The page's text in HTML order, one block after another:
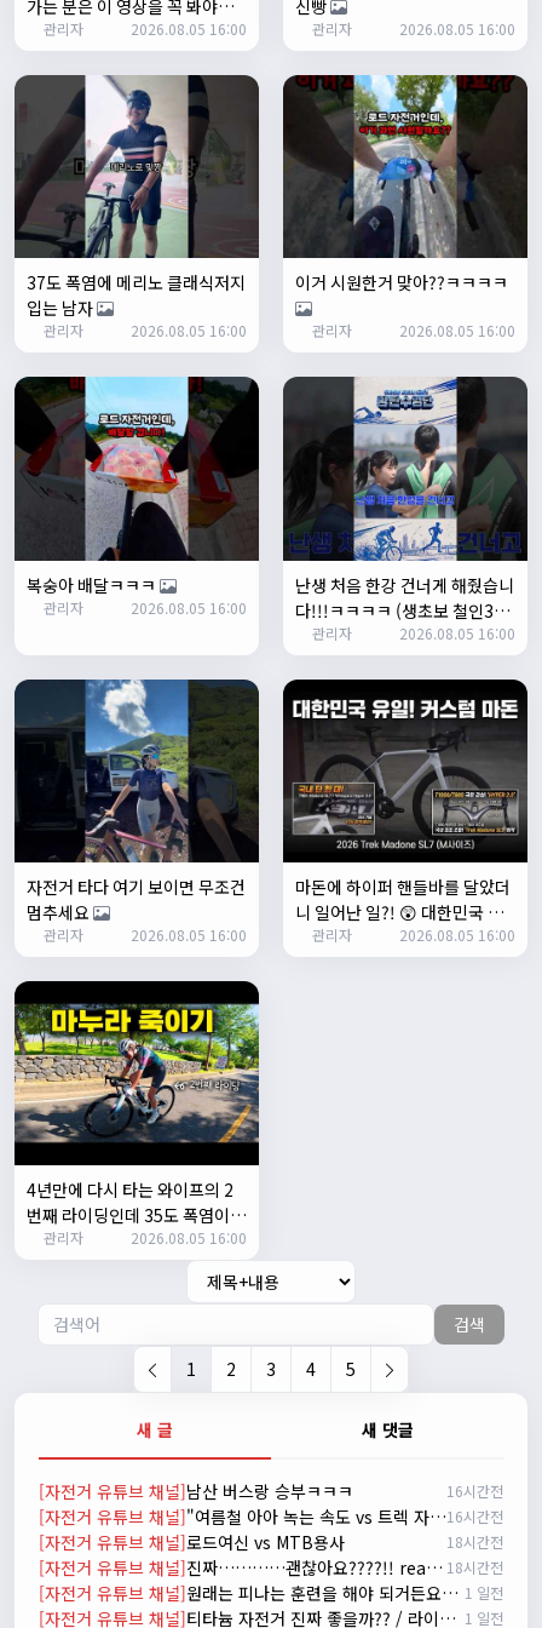
새 글 새 댓글
[자전거 유튜브 채널]남산 버스랑 승부ㅋㅋㅋ 16시간전
[자전거 유튜브 채널] "여름철 아아 녹는 속도 vs 트렉 자전거 고장 나는 속도 ㅋㅋㅋ 입문용 MTB 끝판왕 추천"16시간전
[자전거 유튜브 채널]로드여신 vs MTB용사 18시간전
[자전거 유튜브 채널] 진짜…………괜찮아요????!! really okay?😱너무 아플것 같아……ㅜㅜ 18시간전
[자전거 유튜브 채널] 원래는 피나는 훈련을 해야 되거든요? 근데 다들 너무 힘들어하니까 우리가 치트키를 좀 써드릴게요. 아, KC 인증이 안나온다고요? 그럼 뭐... 얼른 훈련하러 안나가고 뭐하세요? 1 일전
[자전거 유튜브 채널] 티타늄 자전거 진짜 좋을까?? / 라이트스피드 얼티밋 리뷰 1 일전
1/24/2025
존명12:42:39
명신이 13:35:29
안녕하세요
1/27/2025
루나워커20:37:55
좋네요. 이것저것 많이요
열심히타자21:12:34
설연휴인데 날씨가..ㅠㅠ
1/28/2025
꼬유10:07:01
명절 행복하게 보내세요~ !!
1/29/2025
2chun09:38:46
명절 잘 보내세요~!
명신이12:33:45
명절 잘보내세요~
2/1/2025
Leepi08:05:10
좌측 로고(메인 대문) 누르면 홈으로 이동할때 왼쪽으로 가서
눌러야 해서 불편하네요. 가운데에 있거나 빈공간을 눌러도
메인으로 이동하게 해주실수 있나요>?
관리자16:50:47
한번 확인해보겠습니다 :)
2/8/2025
명신이10:43:01
너무 추워요
2/10/2025
부두게이 BRBR09:54:20
잔차나라 화이팅!!
관리자10:15:31
감사합니다 파이팅!!!!
2/14/2025
서준22:03:11
저 첫 로드로 힉스 바버비 살려하는데 괜찮나요?
2/16/2025
자출조아15:14:23
시즌온 하신 분들 모두 안라하세요~~
시즌온이랑 안라가 몬가요?
진우01:50:08
시즌온은 시즌이 시작됬다는거고 안라는 안전한 라이딩으로
자출조아
2/20/2025
시즌이 곧 다가오네요 ^^ 모두 안전한 라이딩 하시기 바랍니
다
2/22/2025
자출조아18:44:23
넵!! 잔차나라도 시즌온과 함께 바쁜 하루하루 보내세요~~
3/1/2025
자출조아08:54:33
가는 분은 이 영상을 꼭 봐야합
니다
관리자 2026.08.05 16:00
신빵
관리자 2026.08.05 16:00
37도 폭염에 메리노 클래식저지
입는 남자
관리자 2026.08.05 16:00
이거 시원한거 맞아??ㅋㅋㅋㅋ
관리자 2026.08.05 16:00
복숭아 배달ㅋㅋㅋ
관리자 2026.08.05 16:00
난생 처음 한강 건너게 해줬습니
다!!!ㅋㅋㅋㅋ (생초보 철인3종
입문시키기)
관리자 2026.08.05 16:00
자전거 타다 여기 보이면 무조건
멈추세요
관리자 2026.08.05 16:00
마돈에 하이퍼 핸들바를 달았더
니 일어난 일?! 😲 대한민국 유
일무이 커스텀 마돈 SL7 등장!
관리자 2026.08.05 16:00
4년만에 다시 타는 와이프의 2
번째 라이딩인데 35도 폭염이라
고? 과연 30키로를 쫒아올수 있
을까?
관리자 2026.08.05 16:00
검색
1
2 3 4 5